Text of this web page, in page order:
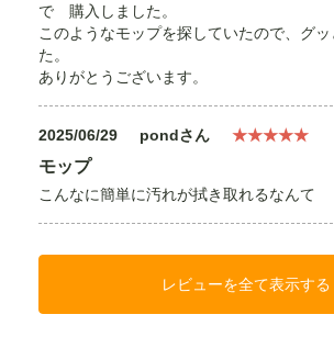
で 購入しました。
このようなモップを探していたので、グ
た。
ありがとうございます。
2025/06/29 pondさん ★★★★★
モップ
こんなに簡単に汚れが拭き取れるなんて
レビューを全て表示する